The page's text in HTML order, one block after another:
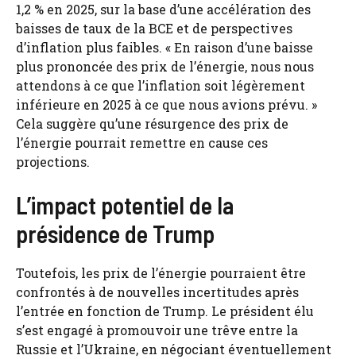
1,2 % en 2025, sur la base d’une accélération des
baisses de taux de la BCE et de perspectives
d’inflation plus faibles. « En raison d’une baisse
plus prononcée des prix de l’énergie, nous nous
attendons à ce que l’inflation soit légèrement
inférieure en 2025 à ce que nous avions prévu. »
Cela suggère qu’une résurgence des prix de
l’énergie pourrait remettre en cause ces
projections.
L’impact potentiel de la
présidence de Trump
Toutefois, les prix de l’énergie pourraient être
confrontés à de nouvelles incertitudes après
l’entrée en fonction de Trump. Le président élu
s’est engagé à promouvoir une trêve entre la
Russie et l’Ukraine, en négociant éventuellement